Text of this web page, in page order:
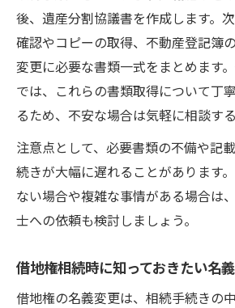
借地権相続手続きの流れと注意
借地権相続手続きの全体的
説
借地権相続の各ステップで
借地権相続では事前準備と
なる
借地権の相続登記に必要な
借地権相続でよくある失敗
法
後、遺産分割協議書を作成します。
確認やコピーの取得、不動産登記簿
変更に必要な書類一式をまとめます
では、これらの書類取得について丁
るため、不安な場合は気軽に相談す
注意点として、必要書類の不備や記
続きが大幅に遅れることがあります
ない場合や複雑な事情がある場合は
士への依頼も検討しましょう。
借地権相続時に知っておきたい名
借地権の名義変更は、相続手続きの